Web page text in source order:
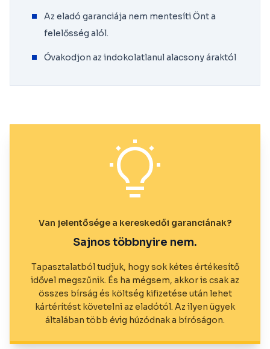
Az eladó garanciája nem mentesíti Önt a
felelősség alól.
Óvakodjon az indokolatlanul alacsony áraktól
Van jelentősége a kereskedői garanciának?
Sajnos többnyire nem.
Tapasztalatból tudjuk, hogy sok kétes értékesítő
idővel megszűnik. És ha mégsem, akkor is csak az
összes bírság és költség kifizetése után lehet
kártérítést követelni az eladótól. Az ilyen ügyek
általában több évig húzódnak a bíróságon.